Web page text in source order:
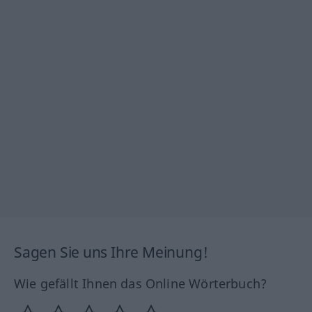
Sagen Sie uns Ihre Meinung!
Wie gefällt Ihnen das Online Wörterbuch?